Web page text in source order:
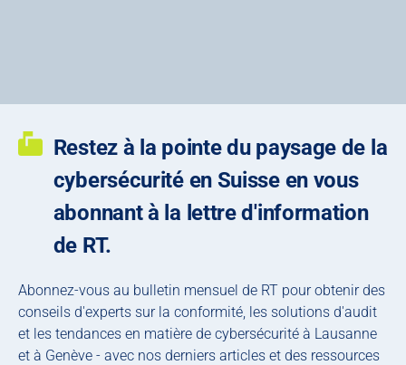
Restez à la pointe du paysage de la
cybersécurité en Suisse en vous
abonnant à la lettre d'information
de RT.
Abonnez-vous au bulletin mensuel de RT pour obtenir des
conseils d'experts sur la conformité, les solutions d'audit
et les tendances en matière de cybersécurité à Lausanne
et à Genève - avec nos derniers articles et des ressources